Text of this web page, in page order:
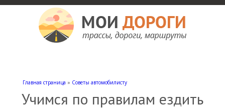
Главная страница » Советы автомобилисту
Учимся по правилам ездить